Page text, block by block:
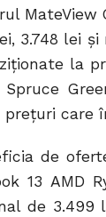
MateView
3.748 lei
la
care
de
13 AMD
de 3.499